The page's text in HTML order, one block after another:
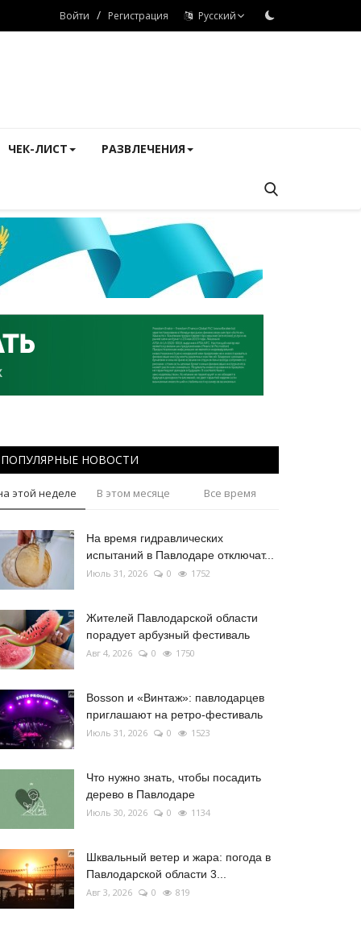
Войти / Регистрация Русский
ЧЕК-ЛИСТ РАЗВЛЕЧЕНИЯ
ПОПУЛЯРНЫЕ НОВОСТИ
этой неделе В этом месяце Все время
На время гидравлических
испытаний в Павлодаре отключат...
Июль 31, 2026 0 1752
Жителей Павлодарской области
порадует арбузный фестиваль
Авг 4, 2026 0 1750
Bosson и «Винтаж»: павлодарцев
приглашают на ретро-фестиваль
Июль 31, 2026 0 1523
Что нужно знать, чтобы посадить
дерево в Павлодаре
Июль 30, 2026 0 1134
Шквальный ветер и жара: погода в
Павлодарской области 3...
Авг 3, 2026 0 819